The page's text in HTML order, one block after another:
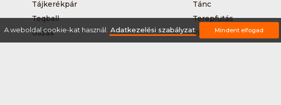
Tájkerékpár
Tánc
Teqball
Terepfutás
Úszás
Via-ferrata
A weboldal cookie-kat használ. Adatkezelési szabályzat Mindent elfogad